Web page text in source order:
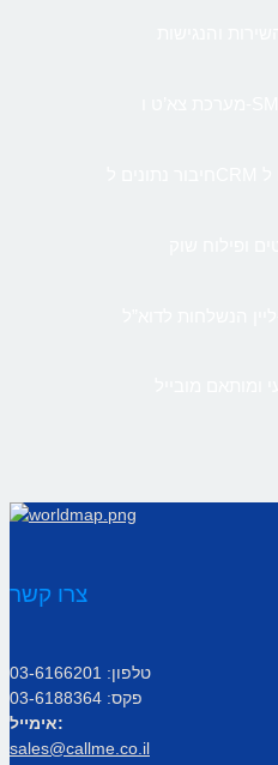
צרו קשר
טלפון: 03-6166201
פקס: 03-6188364
אימייל:
sales@callme.co.il